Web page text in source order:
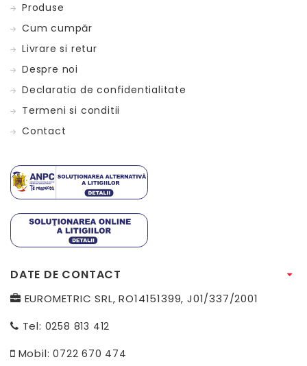
Produse
Cum cumpăr
Livrare si retur
Despre noi
Declaratia de confidentialitate
Termeni si conditii
Contact
DATE DE CONTACT
EUROMETRIC SRL, RO14151399, J01/337/2001
Tel: 0258 813 412
Mobil:0722 670 474